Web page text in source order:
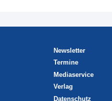
Newsletter
Termine
Mediaservice
Verlag
Datenschutz